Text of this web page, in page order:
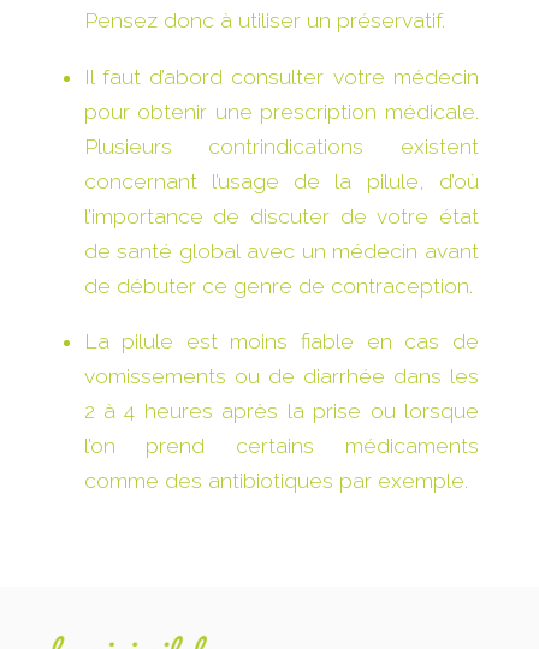
Pensez donc à utiliser un préservatif.
Il faut d’abord consulter votre médecin
pour obtenir une prescription médicale.
Plusieurs contrindications existent
concernant l’usage de la pilule, d’où
l’importance de discuter de votre état
de santé global avec un médecin avant
de débuter ce genre de contraception.
La pilule est moins fiable en cas de
vomissements ou de diarrhée dans les
2 à 4 heures après la prise ou lorsque
l’on prend certains médicaments
comme des antibiotiques par exemple.